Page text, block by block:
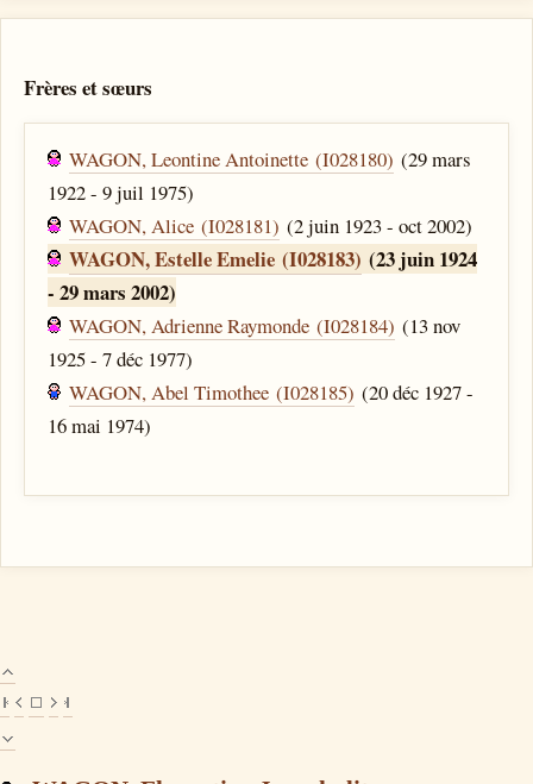
Frères et sœurs
WAGON, Leontine Antoinette (I028180) (29 mars
1922 - 9 juil 1975)
WAGON, Alice (I028181) (2 juin 1923 - oct 2002)
WAGON, Estelle Emelie (I028183) (23 juin 1924
- 29 mars 2002)
WAGON, Adrienne Raymonde (I028184) (13 nov
1925 - 7 déc 1977)
WAGON, Abel Timothee (I028185) (20 déc 1927 -
16 mai 1974)